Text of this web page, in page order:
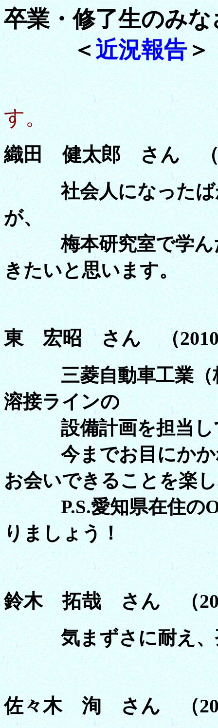
卒業・修了生のみ
＜近況報告＞
新着を上
す。
織田 健太郎 さん （
社会人になったばか
が、
梅本研究室で学んだ
きたいと思います。
東 宏昭 さん （2010
三菱自動車工業（株
溶接ラインの
設備計画を担当し
今までお目にかかれ
お会いできることを楽
P.S.愛知県在住のOB
りましょう！
鈴木 拓哉 さん （
気まずさに耐え、
佐々木 洵 さん （